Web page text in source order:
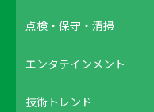
点検・保守・清掃
エンタテインメント
技術トレンド